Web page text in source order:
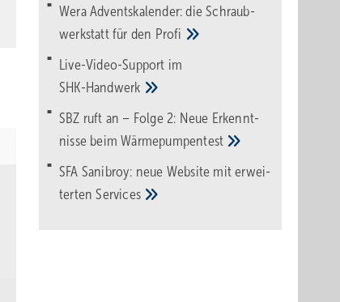
Wera Adventskalender: die Schraub­
werk­statt für den Pro­fi
Live-Video-Support im
SHK-Handwerk
SBZ ruft an – Folge 2: Neue Erkennt­
nisse beimWärme­pumpen­test
SFA Sanibroy: neue Web­site mit erwei­
tertenServices